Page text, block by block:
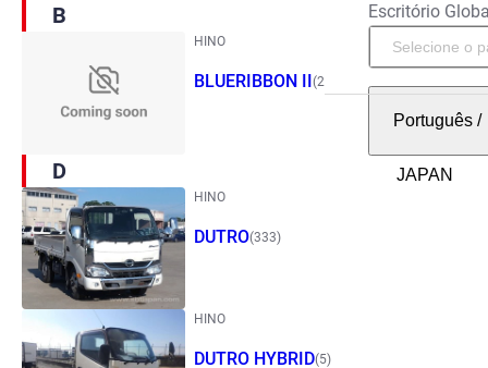
Escritório
Português/
B
HINO
BLUERIBBON II (2)
D
HINO
DUTRO(333)
HINO
DUTRO HYBRID(5)